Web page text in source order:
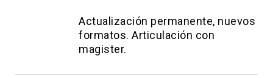
Actualización permanente, nuevos
formatos. Articulación con
magister.